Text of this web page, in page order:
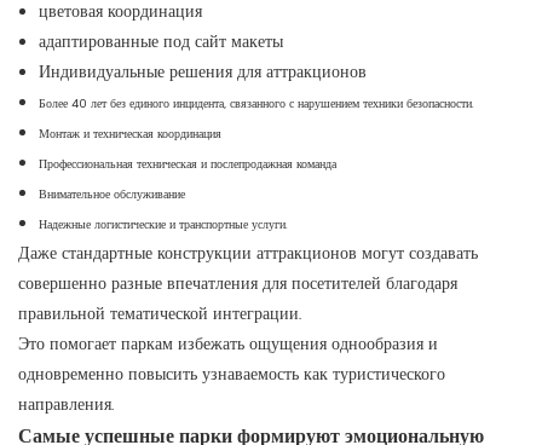
цветовая координация
адаптированные под сайт макеты
Индивидуальные решения для аттракционов
Более 40 лет без единого инцидента, связанного с нарушением техники безопасности.
Монтаж и техническая координация
Профессиональная техническая и послепродажная команда
Внимательное обслуживание
Надежные логистические и транспортные услуги.
Даже стандартные конструкции аттракционов могут создавать
совершенно разные впечатления для посетителей благодаря
правильной тематической интеграции.
Это помогает паркам избежать ощущения однообразия и
одновременно повысить узнаваемость как туристического
направления.
Самые успешные парки формируют эмоциональную